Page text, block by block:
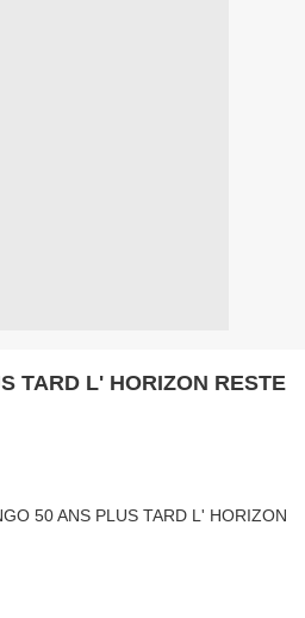
TARD L' HORIZON RESTE